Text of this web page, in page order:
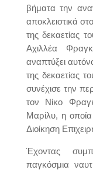
βήματα την
αποκλειστικά
της δεκαετίας
Αχιλλέα
αναπτύξει
της δεκαετίας
συνέχισε την
τον Νίκο
Μαρίλυ, η
Διοίκηση
Έχοντας
παγκόσμια